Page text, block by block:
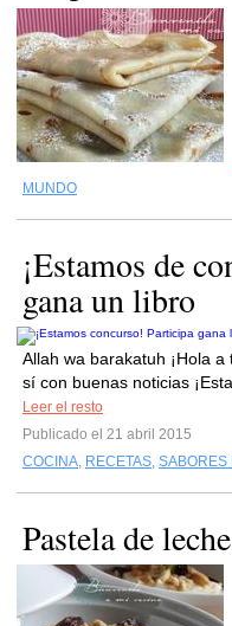
MUNDO
¡Estamos de
gana un libro
Allah wa barakatuh ¡Hola
sí con buenas noticias
Leer el resto
Publicado el 21 abril 2015
COCINA, RECETAS, SABORES
Pastela de